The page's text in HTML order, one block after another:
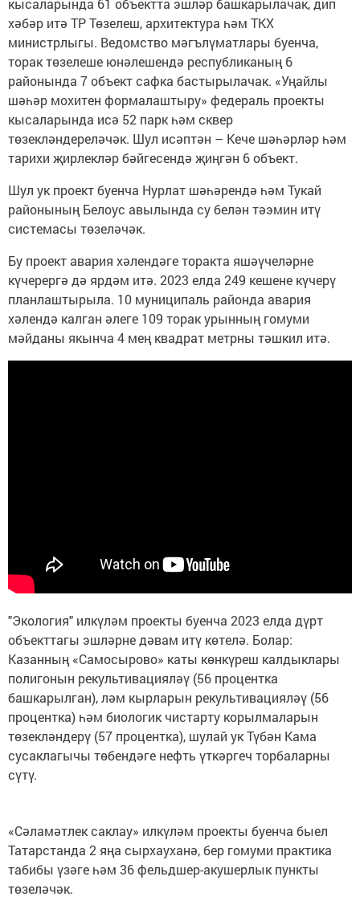
кысаларында 61 объектта эшләр башкарылачак, дип
хәбәр итә ТР Төзелеш, архитектура һәм ТКХ
министрлыгы. Ведомство мәгълүматлары буенча,
торак төзелеше юнәлешендә республиканың 6
районында 7 объект сафка бастырылачак. «Уңайлы
шәһәр мохитен формалаштыру» федераль проекты
кысаларында исә 52 парк һәм сквер
төзекләндереләчәк. Шул исәптән – Кече шәһәрләр һәм
тарихи җирлекләр бәйгесендә җиңгән 6 объект.
Шул ук проект буенча Нурлат шәһәрендә һәм Тукай
районының Белоус авылында су белән тәэмин итү
системасы төзеләчәк.
Бу проект авария хәлендәге торакта яшәүчеләрне
күчерергә дә ярдәм итә. 2023 елда 249 кешене күчерү
планлаштырыла. 10 муниципаль районда авария
хәлендә калган әлеге 109 торак урынның гомуми
мәйданы якынча 4 мең квадрат метрны тәшкил итә.
"Экология" илкүләм проекты буенча 2023 елда дүрт
объекттагы эшләрне дәвам итү көтелә. Болар:
Казанның «Самосырово» каты көнкүреш калдыклары
полигонын рекультивацияләү (56 процентка
башкарылган), ләм кырларын рекультивацияләү (56
процентка) һәм биологик чистарту корылмаларын
төзекләндерү (57 процентка), шулай ук Түбән Кама
сусаклагычы төбендәге нефть үткәргеч торбаларны
сүтү.
«Сәламәтлек саклау» илкүләм проекты буенча быел
Татарстанда 2 яңа сырхауханә, бер гомуми практика
табибы үзәге һәм 36 фельдшер-акушерлык пункты
төзеләчәк.